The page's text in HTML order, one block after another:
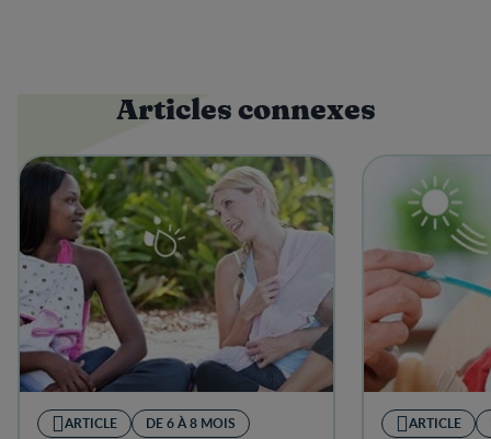
Articles connexes
ARTICLE DE 6 À 8 MOIS ARTICLE